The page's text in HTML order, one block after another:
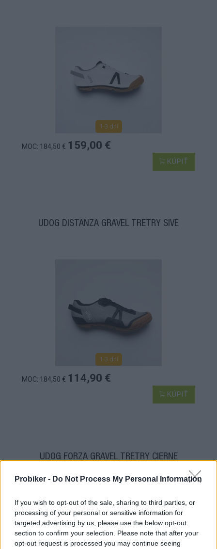
Probiker - Do Not Process My Personal Information
If you wish to opt-out of the sale, sharing to third parties, or
processing of your personal or sensitive information for
targeted advertising by us, please use the below opt-out
section to confirm your selection. Please note that after your
opt-out request is processed you may continue seeing
1-3 dní
MOC: 184,50 € 159,00 €
KÚPIŤ
UDOG DISTANZA GRAVEL TRETRY SIVÉ
1-3 dní
MOC: 184,50 € 114,90 €
KÚPIŤ
UDOG FORZA GRAVEL TRETRY ČIERNE